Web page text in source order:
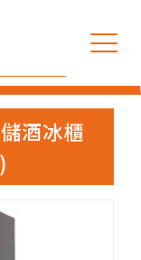
酒冰櫃